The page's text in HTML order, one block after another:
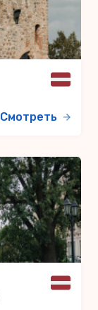
Смотреть